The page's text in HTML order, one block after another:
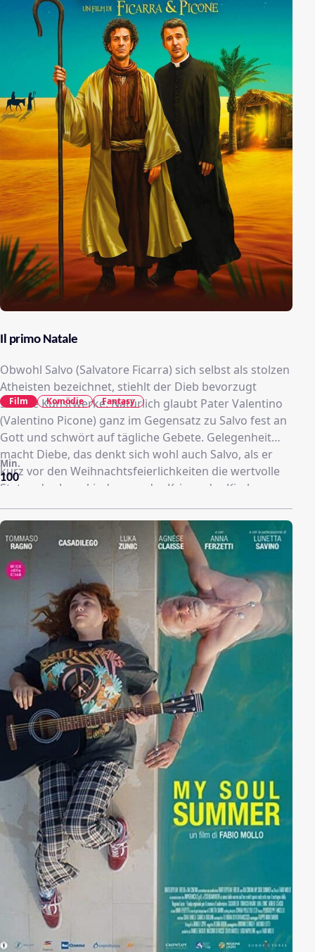
Il primo Natale
Obwohl Salvo (Salvatore Ficarra) sich selbst als stolzen
Atheisten bezeichnet, stiehlt der Dieb bevorzugt
sakrale Kunstwerke. Natürlich glaubt Pater Valentino
(Valentino Picone) ganz im Gegensatz zu Salvo fest an
Gott und schwört auf tägliche Gebete. Gelegenheit
macht Diebe, das denkt sich wohl auch Salvo, als er
kurz vor den Weihnachtsfeierlichkeiten die wertvolle
Statue des Jesuskindes aus der Krippe der Kirche
stehlen will. Doch er wird vom Pater erwischt! Was
folgt, ist eine turbulente Verfolgungsjagd durch ein
Feld, die mit einem Zeitsprung ein jähes Ende findet:
Der Dieb und der Geistliche finden sich auf einmal im
Palästina des Jahres Null wieder und die Geburt Jesu
steht kurz bevor ...
100
Min.
Film Komödie Fantasy